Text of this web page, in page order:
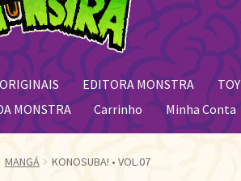
ORIGINAIS EDITORA MONSTRA TOY
MONSTRA
Carrinho Minha Conta
MANGÁ KONOSUBA! • VOL.07